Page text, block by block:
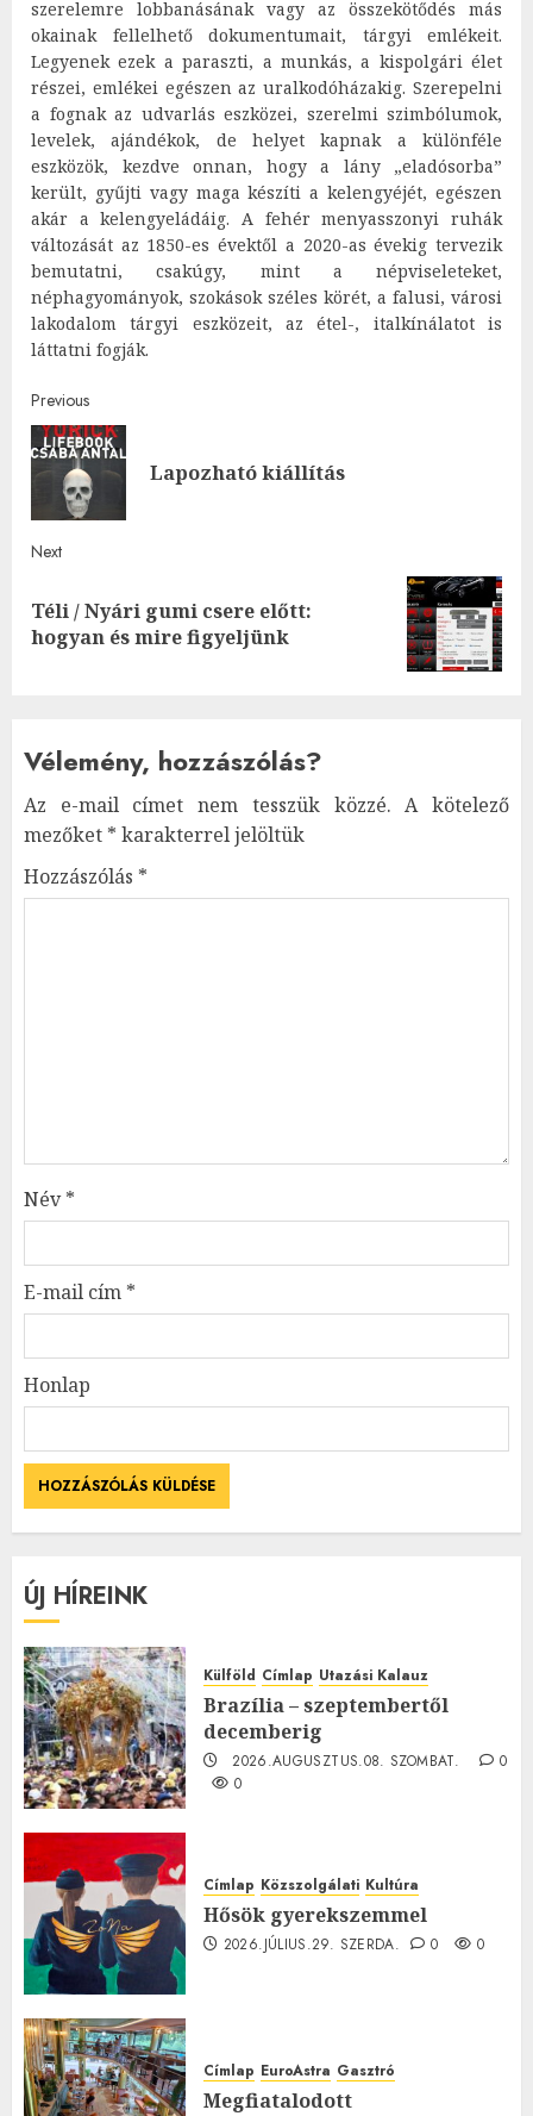
szerelemre lobbanásának vagy az összekötődés más
okainak fellelhető dokumentumait, tárgyi emlékeit.
Legyenek ezek a paraszti, a munkás, a kispolgári élet
részei, emlékei egészen az uralkodóházakig. Szerepelni
a fognak az udvarlás eszközei, szerelmi szimbólumok,
levelek, ajándékok, de helyet kapnak a különféle
eszközök, kezdve onnan, hogy a lány „eladósorba”
került, gyűjti vagy maga készíti a kelengyéjét, egészen
akár a kelengyeládáig. A fehér menyasszonyi ruhák
változását az 1850-es évektől a 2020-as évekig tervezik
bemutatni, csakúgy, mint a népviseleteket,
néphagyományok, szokások széles körét, a falusi, városi
lakodalom tárgyi eszközeit, az étel-, italkínálatot is
láttatni fogják.
Post
navigation
Previous
Lapozható kiállítás
Next
Next
post:
Téli / Nyári gumi csere előtt:
hogyan és mire figyeljünk
Vélemény, hozzászólás?
Az e-mail címet nem tesszük közzé. A kötelező
mezőket * karakterrel jelöltük
Hozzászólás *
Név*
E-mail cím *
Honlap
ÚJ HÍREINK
Külföld Címlap Utazási Kalauz
Brazília – szeptembertől
decemberig
2026.AUGUSZTUS.08. SZOMBAT.
0
0
Címlap Közszolgálati Kultúra
Hősök gyerekszemmel
2026.JÚLIUS.29. SZERDA. 0 0
Címlap EuroAstra Gasztró
Megfiatalodott